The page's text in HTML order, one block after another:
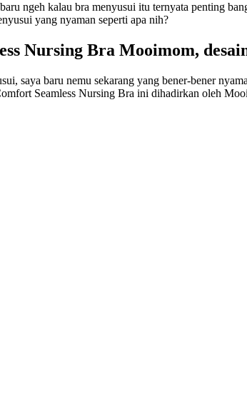
ngeh kalau bra menyusui itu ternyata penting
yang nyaman seperti apa nih?
Nursing Bra Mooimom,
saya baru nemu sekarang yang bener-bener
Seamless Nursing Bra ini dihadirkan oleh